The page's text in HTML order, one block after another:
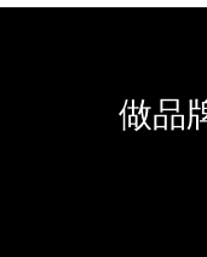
做品